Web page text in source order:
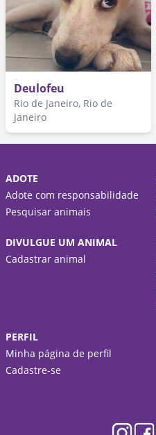
Deulofeu
Rio de Janeiro, Rio de
Janeiro
ADOTE
Adote com responsabilidade
Pesquisar animais
DIVULGUE UM ANIMAL
Cadastrar animal
PERFIL
Minha página de perfil
Cadastre-se